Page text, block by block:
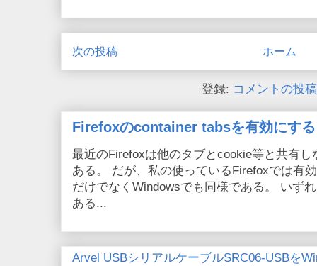
次の投稿 ホーム
登録: コメントの投
Firefoxのcontainer tabsを有効にする
最近のFirefoxは他のタブとcookie等と共有
ある。 だが、私の使っているFirefoxでは有
だけでなくWindowsでも同様である。 いず
ある...
Arvel USBシリアルケーブルSRC06-USBを